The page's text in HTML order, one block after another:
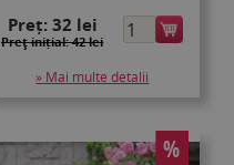
Preț: 32 lei
Preţ inițial: 42 lei
» Mai multe detalii
%